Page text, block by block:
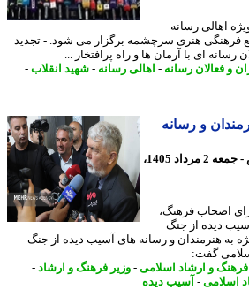
رسانه
مجتمع فرهنگی هنری سرچشمه برگزار می شود. - تجدید
ای با آرمان ها و راه پرافتخار ...
فعالان رسانه-اهالی رسانه-شهید انقلاب-
و رسانه
16 روز پیش - جمعه 2 مرداد 1405،
فرهنگ،
از جنگ
و رسانه های آسیب دیده از جنگ
گفت:
و ارشاد اسلامی-وزیر فرهنگ و ارشاد -
-آسیب دیده